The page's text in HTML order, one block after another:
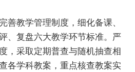
善教学管理制度，细化备课、
、复盘六大教学环节标准。严
，采取定期普查与随机抽查相
各学科教案，重点核查教案实